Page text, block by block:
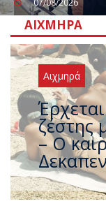
07/08/2026
ΑΙΧΜΗΡΆ
Αιχμηρά
που η